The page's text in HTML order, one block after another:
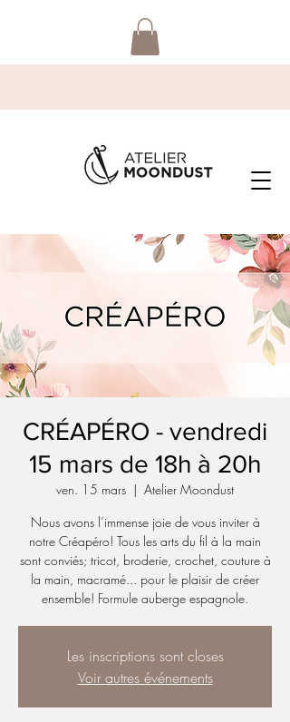
CRÉAPÉRO - vendredi
15 mars de 18h à 20h
ven. 15 mars
  |
Atelier Moondust
Nous avons l’immense joie de vous inviter à
notre Créapéro! Tous les arts du fil à la main
sont conviés; tricot, broderie, crochet, couture à
la main, macramé... pour le plaisir de créer
ensemble! Formule auberge espagnole.
Les inscriptions sont closes
Voir autres événements